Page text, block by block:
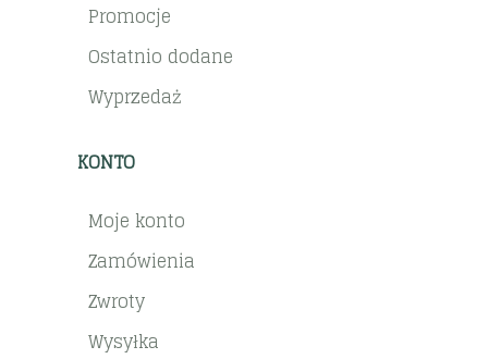
Promocje
Ostatnio dodane
Wyprzedaż
KONTO
Moje konto
Zamówienia
Zwroty
Wysyłka